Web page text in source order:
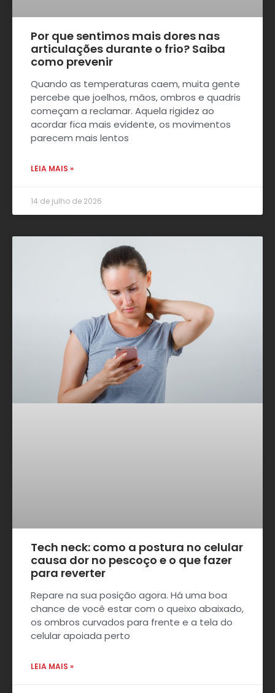
Por que sentimos mais dores nas
articulações durante o frio? Saiba
como prevenir
Quando as temperaturas caem, muita gente
percebe que joelhos, mãos, ombros e quadris
começam a reclamar. Aquela rigidez ao
acordar fica mais evidente, os movimentos
parecem mais lentos
LEIA MAIS »
14 de julho de 2026
Tech neck: como a postura no celular
causa dor no pescoço e o que fazer
para reverter
Repare na sua posição agora. Há uma boa
chance de você estar com o queixo abaixado,
os ombros curvados para frente e a tela do
celular apoiada perto
LEIA MAIS »